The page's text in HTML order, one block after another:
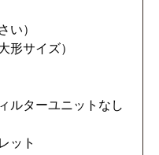
い）
形サイズ）
ルターユニットなし
ット